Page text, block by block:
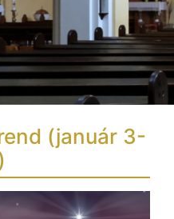
(január 3-